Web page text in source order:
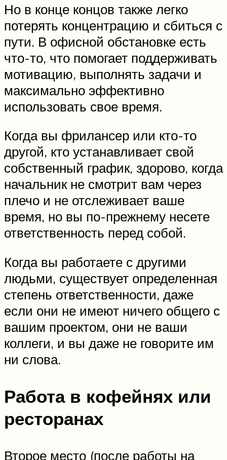
Но в конце концов также легко
потерять концентрацию и сбиться с
пути. В офисной обстановке есть
что-то, что помогает поддерживать
мотивацию, выполнять задачи и
максимально эффективно
использовать свое время.
Когда вы фрилансер или кто-то
другой, кто устанавливает свой
собственный график, здорово, когда
начальник не смотрит вам через
плечо и не отслеживает ваше
время, но вы по-прежнему несете
ответственность перед собой.
Когда вы работаете с другими
людьми, существует определенная
степень ответственности, даже
если они не имеют ничего общего с
вашим проектом, они не ваши
коллеги, и вы даже не говорите им
ни слова.
Работа в кофейнях или
ресторанах
Второе место (после работы на